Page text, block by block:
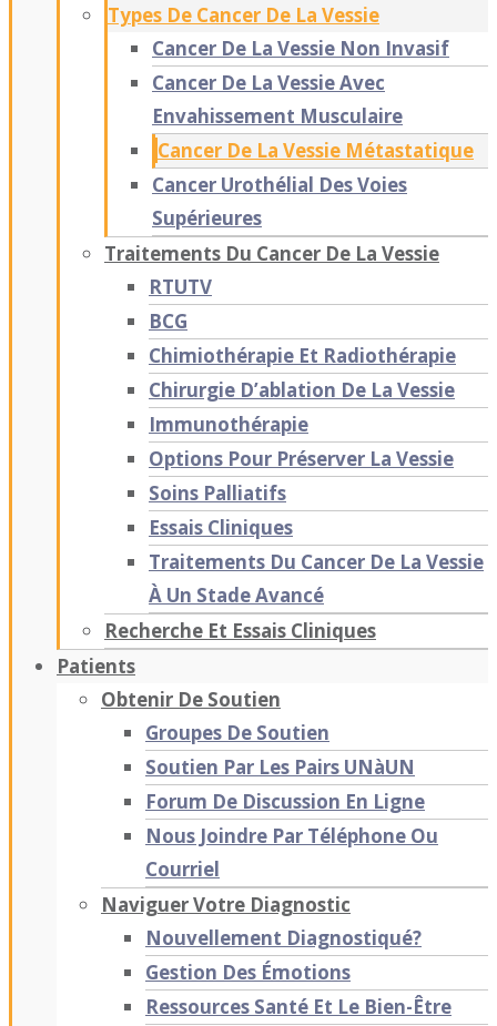
Types De Cancer De La Vessie
Cancer De La Vessie Non Invasif
Cancer De La Vessie Avec
Envahissement Musculaire
Cancer De La Vessie Métastatique
Cancer Urothélial Des Voies
Supérieures
Traitements Du Cancer De La Vessie
RTUTV
BCG
Chimiothérapie Et Radiothérapie
Chirurgie D’ablation De La Vessie
Immunothérapie
Options Pour Préserver La Vessie
Soins Palliatifs
Essais Cliniques
Traitements Du Cancer De La Vessie
À Un Stade Avancé
Recherche Et Essais Cliniques
Patients
Obtenir De Soutien
Groupes De Soutien
Soutien Par Les Pairs UNàUN
Forum De Discussion En Ligne
Nous Joindre Par Téléphone Ou
Courriel
Naviguer Votre Diagnostic
Nouvellement Diagnostiqué?
Gestion Des Émotions
Ressources Santé Et Le Bien-Être